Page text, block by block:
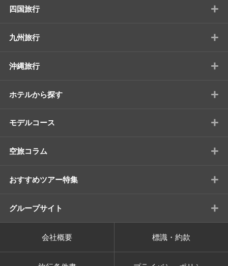
四国旅行 +
九州旅行 +
沖縄旅行 +
ホテルから探す +
モデルコース +
空旅コラム +
おすすめツアー特集 +
グループサイト +
会社概要 標識・約款